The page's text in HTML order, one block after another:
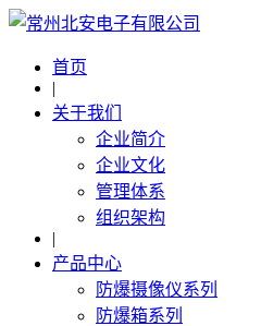
首页
|
关于我们
企业简介
企业文化
管理体系
组织架构
|
产品中心
防爆摄像仪系列
防爆箱系列